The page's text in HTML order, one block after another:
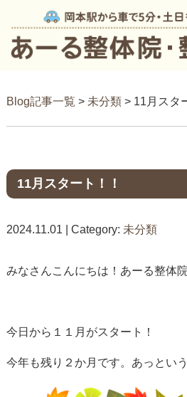
Blog記事一覧 > 未分類> 11月スタ
11月スタート！！
2024.11.01 | Category: 未分類
みなさんこんにちは！あーる整体院
今日から１１月がスタート！
今年も残り２か月です。あっとい